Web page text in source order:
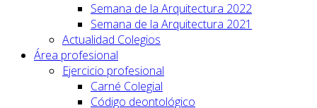
Semana de la Arquitectura 2022
Semana de la Arquitectura 2021
Actualidad Colegios
Área profesional
Ejercicio profesional
Carné Colegial
Código deontológico